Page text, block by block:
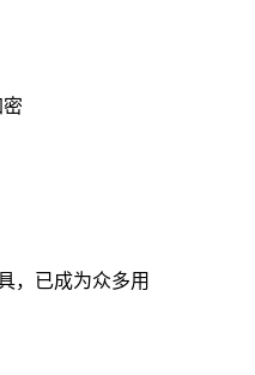
，已成为众多用